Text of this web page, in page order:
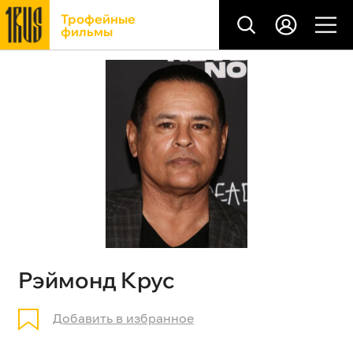
Трофейные
фильмы
Рэймонд Крус
Добавить в избранное